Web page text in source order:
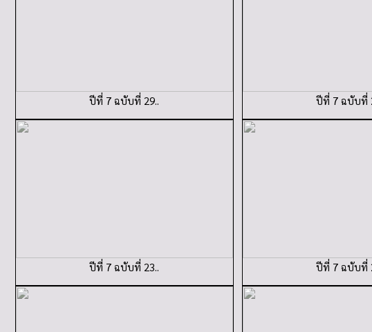
ปีที่ 7 ฉบับที่ 29.. ปีที่ 7 ฉบับที่
ปีที่ 7 ฉบับที่ 23.. ปีที่ 7 ฉบับที่